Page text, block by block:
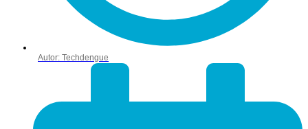
Autor: Techdengue